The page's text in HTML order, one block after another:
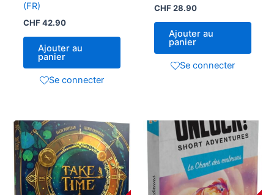
(FR)
CHF42.90
Ajouter au
panier
Se connecter
CHF28.90
Ajouter au
panier
Se connecter